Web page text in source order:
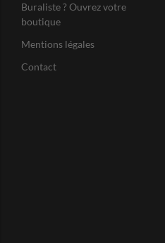
Buraliste ? Ouvrez votre
boutique
Mentions légales
Contact